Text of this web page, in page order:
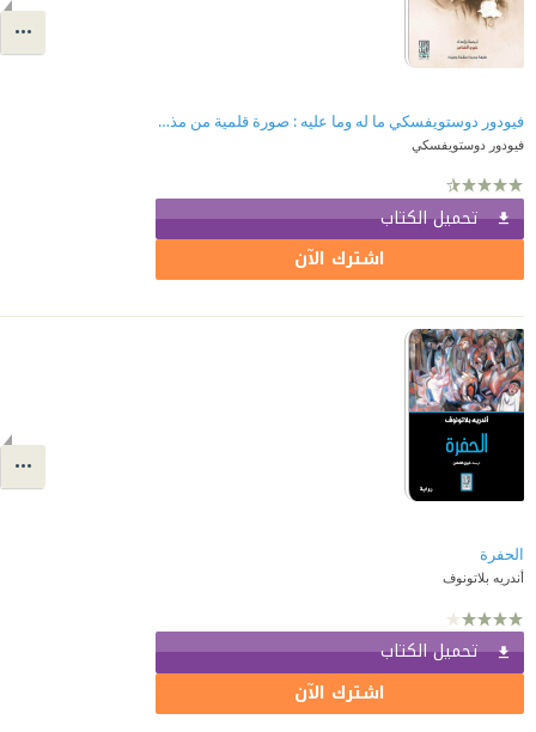
فيودور دوستويفسكي ما له وما عليه : صورة قلمية من مذكرات زوجة الكاتب
فيودور دوستويفسكي
تحميل الكتاب
اشترك الآن
الحفرة
أندريه بلاتونوف
تحميل الكتاب
اشترك الآن